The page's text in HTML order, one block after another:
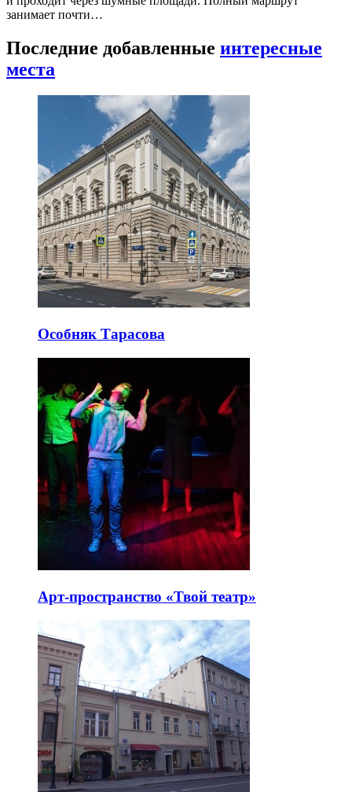
занимает почти…
Последние добавленные интересные
места
Особняк Тарасова
Арт-пространство «Твой театр»